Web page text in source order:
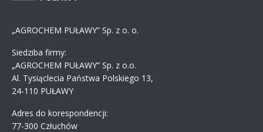
„AGROCHEM PUŁAWY” Sp. z o. o.
Siedziba firmy:
„AGROCHEM PUŁAWY” Sp. z o.o.
Al. Tysiąclecia Państwa Polskiego 13,
24-110 PUŁAWY
Adres do korespondencji:
77-300 Człuchów